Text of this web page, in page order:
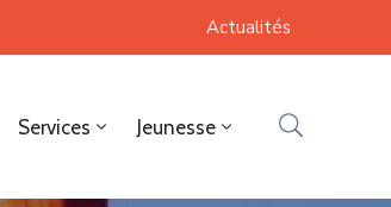
Actualités
Services Jeunesse